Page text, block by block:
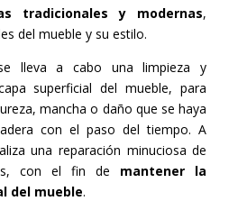
tradicionales y modernas,
del mueble y su estilo.
lleva a cabo una limpieza y
superficial del mueble, para
mancha o daño que se haya
con el paso del tiempo. A
una reparación minuciosa de
con el fin de mantener la
del mueble.